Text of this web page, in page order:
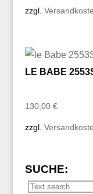
war:
zzgl.
LE BABE
130,00 €
zzgl.
SUCHE: